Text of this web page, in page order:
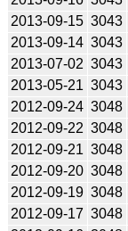
2013-09-15 3043
2013-09-14 3043
2013-07-02 3043
2013-05-21 3043
2012-09-24 3048
2012-09-22 3048
2012-09-21 3048
2012-09-20 3048
2012-09-19 3048
2012-09-17 3048